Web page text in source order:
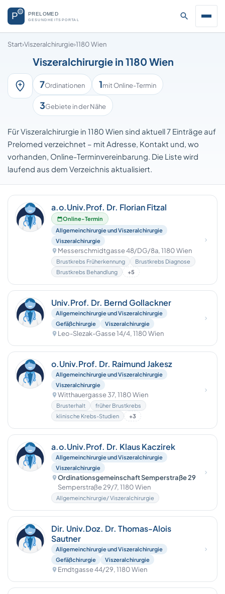
Start›Viszeralchirurgie›1180 Wien
Viszeralchirurgie in 1180 Wien
7Ordinationen 1mit Online-Termin
3Gebiete in der Nähe
Für Viszeralchirurgie in 1180 Wien sind aktuell 7 Einträge auf
Prelomed verzeichnet – mit Adresse, Kontakt und, wo
vorhanden, Online-Terminvereinbarung. Die Liste wird
laufend aus dem Verzeichnis aktualisiert.
a.o.Univ.Prof. Dr. Florian Fitzal
Online-Termin
Allgemeinchirurgie und Viszeralchirurgie
Viszeralchirurgie
Messerschmidtgasse 48/DG/8a, 1180 Wien
Brustkrebs Früherkennung
Brustkrebs Diagnose
Brustkrebs Behandlung
+5
Univ.Prof. Dr. Bernd Gollackner
Allgemeinchirurgie und Viszeralchirurgie
Gefäßchirurgie
Viszeralchirurgie
Leo-Slezak-Gasse 14/4, 1180 Wien
o.Univ.Prof. Dr. Raimund Jakesz
Allgemeinchirurgie und Viszeralchirurgie
Viszeralchirurgie
Witthauergasse 37, 1180 Wien
Brusterhalt
früher Brustkrebs
klinische Krebs-Studien
+3
a.o.Univ.Prof. Dr. Klaus Kaczirek
Allgemeinchirurgie und Viszeralchirurgie
Viszeralchirurgie
Ordinationsgemeinschaft Semperstraße 29
Semperstraße 29/7, 1180 Wien
Allgemeinchirurgie/ Viszeralchirurgie
Dir. Univ.Doz. Dr. Thomas-Alois
Sautner
Allgemeinchirurgie und Viszeralchirurgie
Gefäßchirurgie
Viszeralchirurgie
Erndtgasse 44/29, 1180 Wien